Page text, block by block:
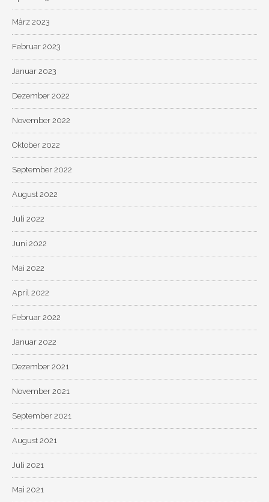
März 2023
Februar 2023
Januar 2023
Dezember 2022
November 2022
Oktober 2022
September 2022
August 2022
Juli 2022
Juni 2022
Mai 2022
April 2022
Februar 2022
Januar 2022
Dezember 2021
November 2021
September 2021
August 2021
Juli 2021
Mai 2021